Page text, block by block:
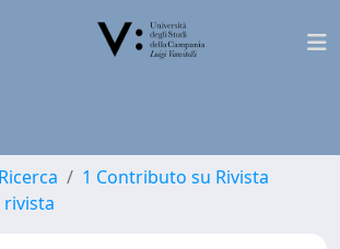
1 Contributo su Rivista
rivista